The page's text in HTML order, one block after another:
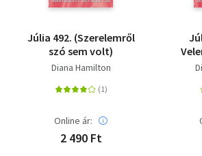
Júlia 492. (Szerelemről
szó sem volt)
Diana Hamilton
Online ár:
2 490 Ft